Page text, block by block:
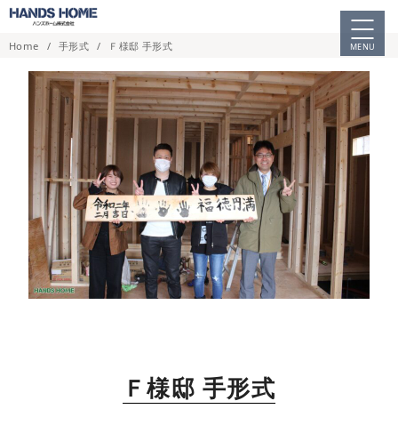
コ
テHome 手形式 Ｆ様邸 手形式
Ｆ様邸 手形式
MENU